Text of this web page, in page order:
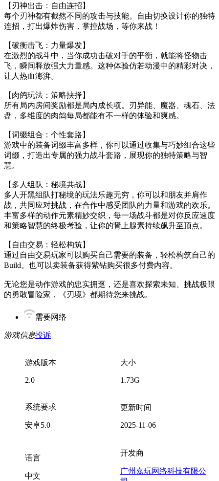
【刃神出击：自由连招】
每个刃神都有截然不同的攻击与技能。自由切换设计你的独特
连招，打出爆炸伤害，掌控战场，等你来战！
【破衡击飞：力量爆发】
在激烈的战斗中，当你成功击破对手的平衡，就能将怪物击
飞，瞬间释放强大力量感。这种体验仿若动漫中的精彩对决，
让人热血澎湃。
【肉鸽玩法：策略抉择】
所有局内房间奖励都是局内成长项。刃异能、魔器、魂石、法
盘，多维度的肉鸽每局都能有不一样的体验和爽感。
【词缀组合：个性套路】
游戏中的装备词缀丰富多样，你可以通过收集与巧妙组合这些
词缀，打造出专属的强力战斗套路，展现你的独特策略与智
慧。
【多人组队：秘境共战】
多人开黑组队打秘境的玩法乐趣无穷，你可以和朋友并肩作
战，共同应对挑战，在合作中感受团队的力量和游戏的欢乐。
丰富多样的动作元素精妙交织，每一场战斗都是对你反应速度
和策略智慧的终极考验，让你的肾上腺素持续飙升至顶点。
【自由交易：轻松构筑】
通过自由交易玩家可以购买自己需要的装备，轻松构筑自己的
Build。也可以卖装备获得紫钻购买很多付费内容。
无论您是动作游戏的忠实拥趸，还是喜欢探索未知、挑战极限
的勇敢冒险家，《刃境》都期待您来挑战。
需要网络
游戏信息投诉
游戏版本
2.0
大小
1.73G
系统要求
安卓5.0
更新时间
2025-11-06
语言
中文
开发商
广州嘉玩网络科技有限公